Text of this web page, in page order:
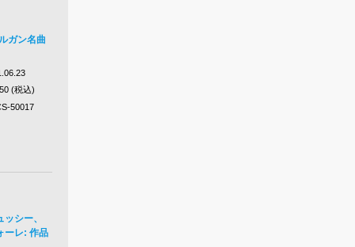
ガン名曲
(税込)
50017
シー、
ーレ: 作品